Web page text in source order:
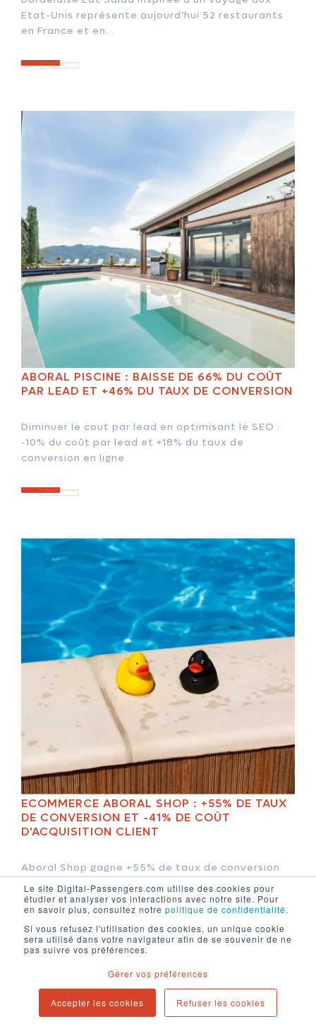
Le site Digital-Passengers.com utilise des cookies pour
étudier et analyser vos interactions avec notre site. Pour
en savoir plus, consultez notre politique de confidentialité.
Si vous refusez l'utilisation des cookies, un unique cookie
sera utilisé dans votre navigateur afin de se souvenir de ne
pas suivre vos préférences.
Gérer vos préférences
Accepter les cookies Refuser les cookies
Etat-Unis représente aujourd’hui 52 restaurants
en France et en...
ABORAL PISCINE : BAISSE DE 66% DU COÛT
PAR LEAD ET +46% DU TAUX DE CONVERSION
Diminuer le cout par lead en optimisant le SEO :
-10% du coût par lead et +18% du taux de
conversion en ligne
ECOMMERCE ABORAL SHOP : +55% DE TAUX
DE CONVERSION ET -41% DE COÛT
D'ACQUISITION CLIENT
Aboral Shop gagne +55% de taux de conversion
et diminue de -41% le coût d'acquisition client
pour la vente en ligne de produits de piscine